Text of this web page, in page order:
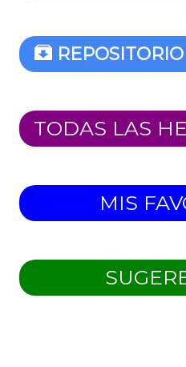
TODAS LAS
MIS